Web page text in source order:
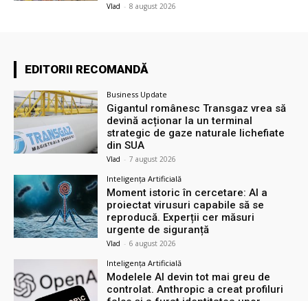
Vlad - 8 august 2026
EDITORII RECOMANDĂ
Business Update
Gigantul românesc Transgaz vrea să
devină acționar la un terminal
strategic de gaze naturale lichefiate
din SUA
Vlad - 7 august 2026
Inteligența Artificială
Moment istoric în cercetare: AI a
proiectat virusuri capabile să se
reproducă. Experții cer măsuri
urgente de siguranță
Vlad - 6 august 2026
Inteligența Artificială
Modelele AI devin tot mai greu de
controlat. Anthropic a creat profiluri